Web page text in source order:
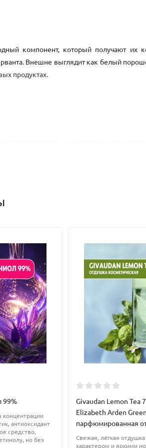
компонент, который получают их
Внешне выглядит как белый
продуктах.
Сорбат, он же Е202, используется
рта.
в нашем интернет магазине.
99%
концентрации
антиоксидант
средство,
но без
Givaudan Lemon Tea
Elizabeth Arden
парфюмированная
Свежая, лёгкая
характером и яркими